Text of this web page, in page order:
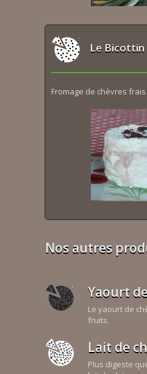
Le Bicottin
Fromage de chèvres
Nos autres
Yaourt
Le yaourt de
fruits.
Lait de
Plus digeste